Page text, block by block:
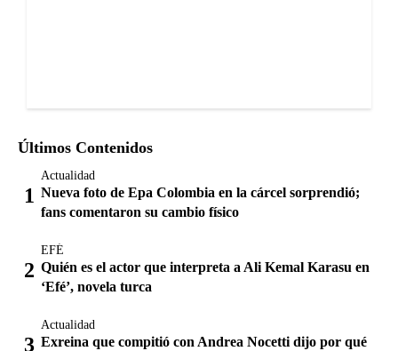
Últimos Contenidos
Actualidad
Nueva foto de Epa Colombia en la cárcel sorprendió;
fans comentaron su cambio físico
EFÉ
Quién es el actor que interpreta a Ali Kemal Karasu en
‘Efé’, novela turca
Actualidad
Exreina que compitió con Andrea Nocetti dijo por qué